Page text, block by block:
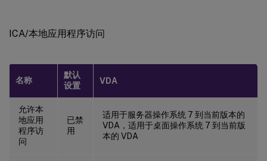
ICA/本地应用程序访问
名称
默认
设置
VDA
允许本
地应用
程序访
问
已禁
用
适用于服务器操作系统 7 到当前版本的
VDA，适用于桌面操作系统 7 到当前版
本的 VDA